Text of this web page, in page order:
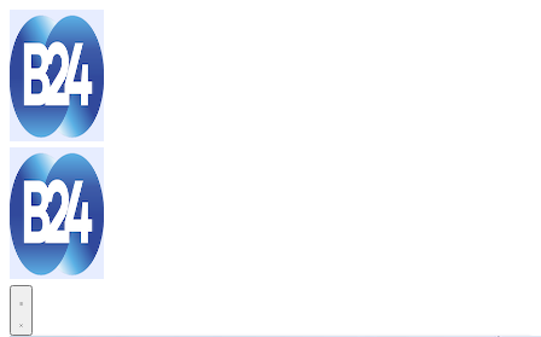
Sari
la
conținut